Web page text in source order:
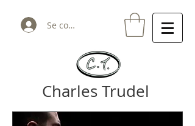
Se connecter
Charles Trudel